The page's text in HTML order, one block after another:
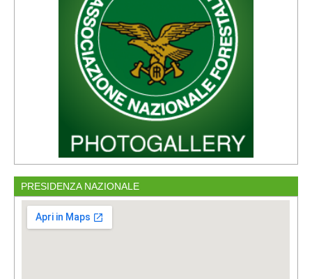
PRESIDENZA NAZIONALE